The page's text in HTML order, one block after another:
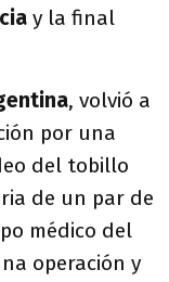
y la final
, volvió a
por una
del tobillo
de un par de
médico del
operación y